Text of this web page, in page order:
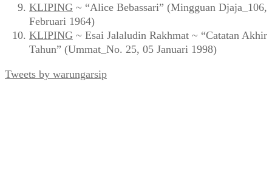
KLIPING ~ “Alice Bebassari” (Mingguan Djaja_106,
Februari 1964)
KLIPING ~ Esai Jalaludin Rakhmat ~ “Catatan Akhir
Tahun” (Ummat_No. 25, 05 Januari 1998)
Tweets by warungarsip